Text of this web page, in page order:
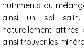
nutriments du
ainsi un sol salin.
naturellement attirés
ainsi trouver les